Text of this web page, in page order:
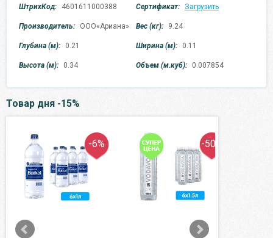
ШтрихКод: 4601611000388 Сертификат: Загрузить
Производитель: ООО«Ариана» Вес (кг): 9.24
Глубина (м): 0.21 Ширина (м): 0.11
Высота (м): 0.34 Объем (м.куб): 0.007854
Товар дня -15%
-6% -50%